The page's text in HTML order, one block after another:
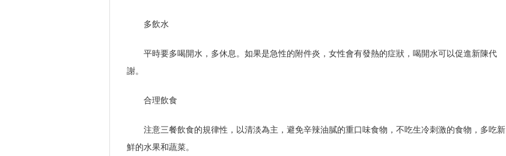
多飲水
平時要多喝開水，多休息。如果是急性的附件炎，女性會有發熱的症狀，喝開水可以促進新陳代
謝。
合理飲食
注意三餐飲食的規律性，以清淡為主，避免辛辣油膩的重口味食物，不吃生冷刺激的食物，多吃新
鮮的水果和蔬菜。